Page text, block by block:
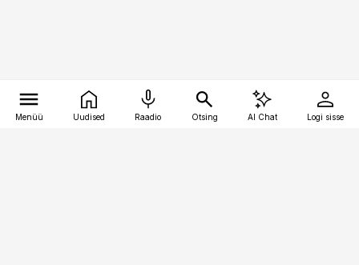
Menüü Uudised Raadio Otsing AI Chat Logi sisse